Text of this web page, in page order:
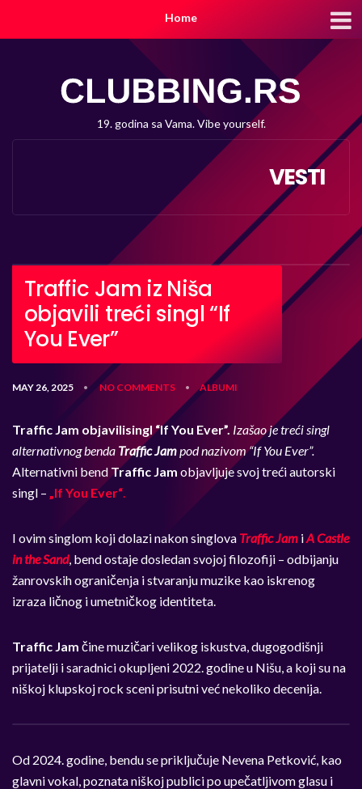
Home
19. godina sa Vama. Vibe yourself.
VESTI
Traffic Jam iz Niša
objavili treći singl “If
You Ever”
MAY 26, 2025 • NO COMMENTS • ALBUMI
Traffic Jam objavilisingl “If You Ever”. Izašao je treći singl
alternativnog benda Traffic Jampod nazivom “If You Ever”.
Alternativni bend Traffic Jam objavljuje svoj treći autorski
singl – „If You Ever“.
I ovim singlom koji dolazi nakon singlova Traffic Jam iA Castle
in the Sand, bend ostaje dosledan svojoj filozofiji – odbijanju
žanrovskih ograničenja i stvaranju muzike kao iskrenog
izraza ličnog i umetničkog identiteta.
Traffic Jam čine muzičari velikog iskustva, dugogodišnji
prijatelji i saradnici okupljeni 2022. godine u Nišu, a koji su na
niškoj klupskoj rock sceni prisutni već nekoliko decenija.
Od 2024. godine, bendu se priključuje Nevena Petković, kao
glavni vokal, poznata niškoj publici po upečatljivom glasu i